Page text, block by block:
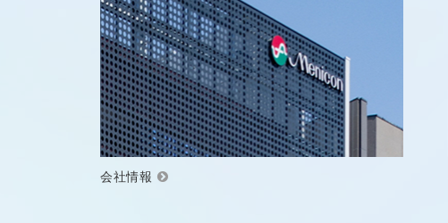
会社情報